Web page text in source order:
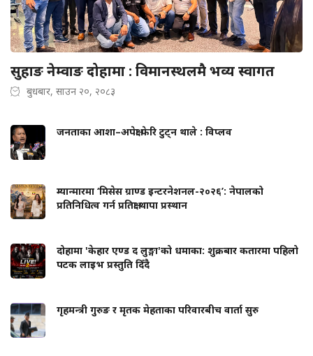
सुहाङ नेम्वाङ दोहामा : विमानस्थलमै भव्य स्वागत
बुधबार, साउन २०, २०८३
जनताका आशा–अपेक्षा फेरि टुट्न थाले : विप्लव
म्यान्मारमा ‘मिसेस ग्राण्ड इन्टरनेशनल-२०२६’: नेपालको
प्रतिनिधित्व गर्न प्रतिक्षा थापा प्रस्थान
दोहामा 'केहार एण्ड द लुङ्गा'को धमाका: शुक्रबार कतारमा पहिलो
पटक लाइभ प्रस्तुति दिँदै
गृहमन्त्री गुरुङ र मृतक मेहताका परिवारबीच वार्ता सुरु